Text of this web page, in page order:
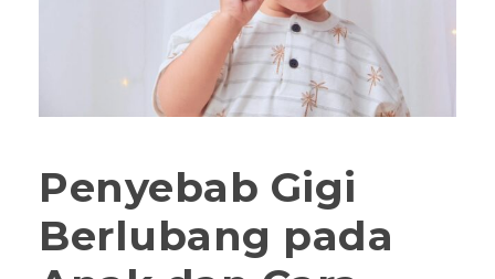
Penyebab Gigi
Berlubang pada